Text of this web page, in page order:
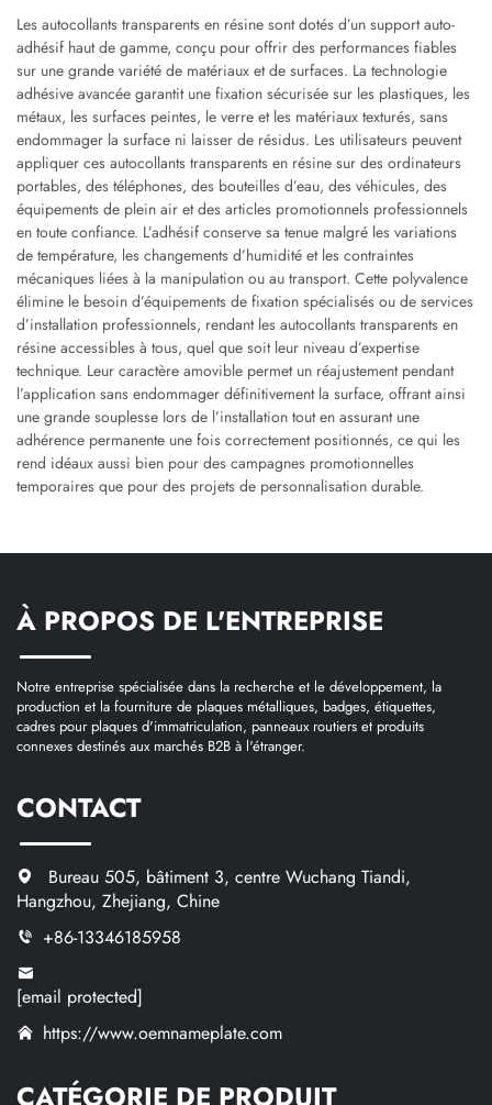
Les autocollants transparents en résine sont dotés d’un support auto-
adhésif haut de gamme, conçu pour offrir des performances fiables
sur une grande variété de matériaux et de surfaces. La technologie
adhésive avancée garantit une fixation sécurisée sur les plastiques, les
métaux, les surfaces peintes, le verre et les matériaux texturés, sans
endommager la surface ni laisser de résidus. Les utilisateurs peuvent
appliquer ces autocollants transparents en résine sur des ordinateurs
portables, des téléphones, des bouteilles d’eau, des véhicules, des
équipements de plein air et des articles promotionnels professionnels
en toute confiance. L’adhésif conserve sa tenue malgré les variations
de température, les changements d’humidité et les contraintes
mécaniques liées à la manipulation ou au transport. Cette polyvalence
élimine le besoin d’équipements de fixation spécialisés ou de services
d’installation professionnels, rendant les autocollants transparents en
résine accessibles à tous, quel que soit leur niveau d’expertise
technique. Leur caractère amovible permet un réajustement pendant
l’application sans endommager définitivement la surface, offrant ainsi
une grande souplesse lors de l’installation tout en assurant une
adhérence permanente une fois correctement positionnés, ce qui les
rend idéaux aussi bien pour des campagnes promotionnelles
temporaires que pour des projets de personnalisation durable.
À PROPOS DE L'ENTREPRISE
Notre entreprise spécialisée dans la recherche et le développement, la
production et la fourniture de plaques métalliques, badges, étiquettes,
cadres pour plaques d'immatriculation, panneaux routiers et produits
connexes destinés aux marchés B2B à l'étranger.
CONTACT
Bureau 505, bâtiment 3, centre Wuchang Tiandi,
Hangzhou, Zhejiang, Chine
+86-13346185958
[email protected]
https://www.oemnameplate.com
CATÉGORIE DE PRODUIT